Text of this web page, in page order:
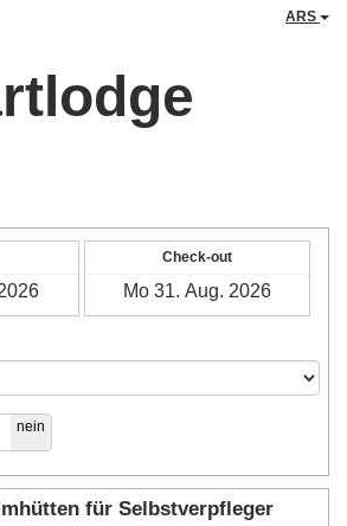
ARS
Check-out
nein
für Selbstverpfleger